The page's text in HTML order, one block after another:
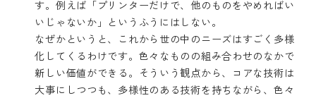
す。例えば「プリンターだけで、他のものをやめればい
いじゃないか」というふうにはしない。
なぜかというと、これから世の中のニーズはすごく多様
化してくるわけです。色々なものの組み合わせのなかで
新しい価値ができる。そういう観点から、コアな技術は
大事にしつつも、多様性のある技術を持ちながら、色々